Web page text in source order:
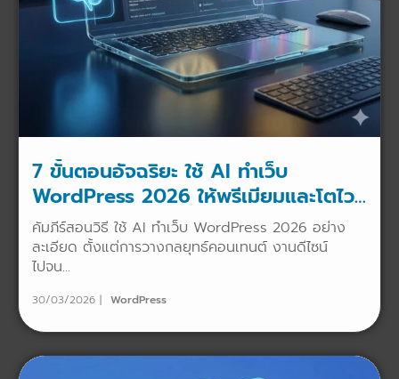
7 ขั้นตอนอัจฉริยะ ใช้ AI ทำเว็บ
WordPress 2026 ให้พรีเมียมและโตไว
x10
คัมภีร์สอนวิธี ใช้ AI ทำเว็บ WordPress 2026 อย่าง
ละเอียด ตั้งแต่การวางกลยุทธ์คอนเทนต์ งานดีไซน์
ไปจน...
30/03/2026 WordPress